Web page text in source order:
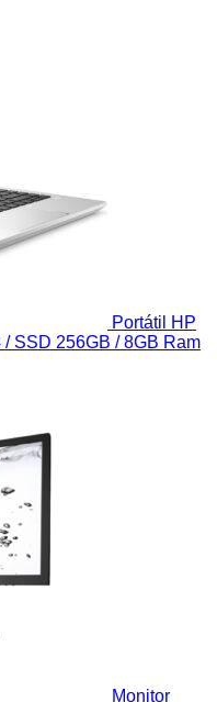
Portátil HP
SSD 256GB / 8GB Ram
Monitor